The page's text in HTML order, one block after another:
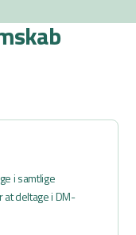
i samtlige
deltage i DM-